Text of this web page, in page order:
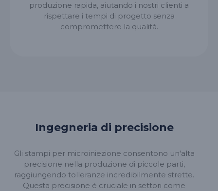
produzione rapida, aiutando i nostri clienti a
rispettare i tempi di progetto senza
compromettere la qualità.
Ingegneria di precisione
Gli stampi per microiniezione consentono un'alta
precisione nella produzione di piccole parti,
raggiungendo tolleranze incredibilmente strette.
Questa precisione è cruciale in settori come